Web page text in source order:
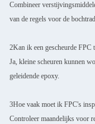
Combineer
van de regels voor de
2Kan ik een gescheurde FPC
Ja, kleine scheuren kunnen
geleidende epoxy.
3Hoe vaak moet ik FPC's
Controleer maandelijks voor